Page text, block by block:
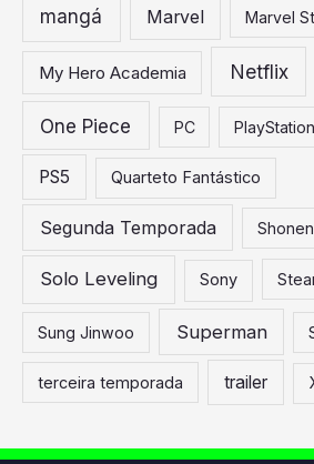
mangá Marvel Marvel
My Hero Academia Netflix
One Piece PC PlayStation
PS5 Quarteto Fantástico
Segunda Temporada
Solo Leveling Sony
Sung Jinwoo Superman
terceira temporada trailer